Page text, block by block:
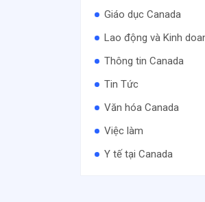
Giáo dục Canada
Lao động và Kinh
Thông tin Canada
Tin Tức
Văn hóa Canada
Việc làm
Y tế tại Canada